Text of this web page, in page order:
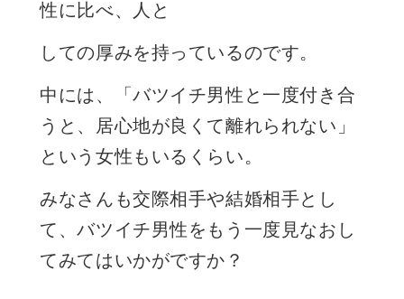
性に比べ、人と
しての厚みを持っているのです。
中には、「バツイチ男性と一度付き合
うと、居心地が良くて離れられない」
という女性もいるくらい。
みなさんも交際相手や結婚相手とし
て、バツイチ男性をもう一度見なおし
てみてはいかがですか？